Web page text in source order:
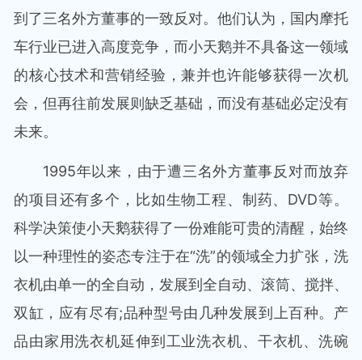
到了三名外方董事的一致反对。他们认为，国内摩托
车行业已进入高度竞争，而小天鹅并不具备这一领域
的核心技术和营销经验，兼并也许能够获得一次机
会，但再往前发展则缺乏基础，而没有基础必定没有
未来。
1995年以来，由于遭三名外方董事反对而放弃
的项目还有多个，比如生物工程、制药、DVD等。
科学决策使小天鹅获得了一份难能可贵的清醒，始终
以一种理性的姿态专注于在“洗”的领域全力扩张，洗
衣机由单一的全自动，发展到全自动、滚筒、搅拌、
双缸，应有尽有;品种型号由几种发展到上百种。产
品由家用洗衣机延伸到工业洗衣机、干衣机、洗碗